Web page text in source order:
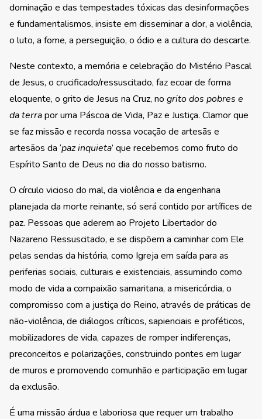
dominação e das tempestades tóxicas das desinformações
e fundamentalismos, insiste em disseminar a dor, a violência,
o luto, a fome, a perseguição, o ódio e a cultura do descarte.
Neste contexto, a memória e celebração do Mistério Pascal
de Jesus, o crucificado/ressuscitado, faz ecoar de forma
eloquente, o grito de Jesus na Cruz, no grito dos pobres e
da terrapor uma Páscoa de Vida, Paz e Justiça. Clamor que
se faz missão e recorda nossa vocação de artesãs e
artesãos da ‘paz inquieta’ que recebemos como fruto do
Espírito Santo de Deus no dia do nosso batismo.
O círculo vicioso do mal, da violência e da engenharia
planejada da morte reinante, só será contido por artífices de
paz. Pessoas que aderem ao Projeto Libertador do
Nazareno Ressuscitado, e se dispõem a caminhar com Ele
pelas sendas da história, como Igreja em saída para as
periferias sociais, culturais e existenciais, assumindo como
modo de vida a compaixão samaritana, a misericórdia, o
compromisso com a justiça do Reino, através de práticas de
não-violência, de diálogos críticos, sapienciais e proféticos,
mobilizadores de vida, capazes de romper indiferenças,
preconceitos e polarizações, construindo pontes em lugar
de muros e promovendo comunhão e participação em lugar
da exclusão.
É uma missão árdua e laboriosa que requer um trabalho